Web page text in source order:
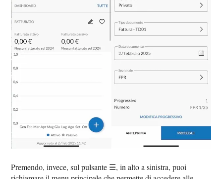
Premendo, invece, sul pulsante ☰, in alto a sinistra, puoi